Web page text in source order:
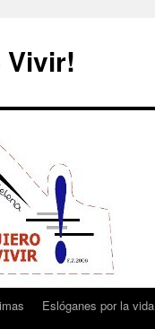
Vivir!
Eslóganes por la vida